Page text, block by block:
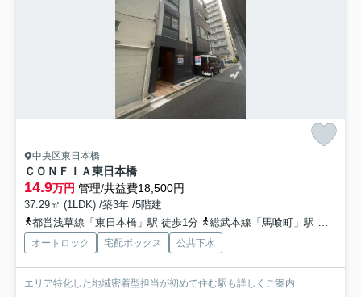
中央区東日本橋
ＣＯＮＦＩＡ東日本橋
14.9万円 管理/共益費18,500円
37.29㎡ (1LDK) /築3年 /5階建
都営浅草線「東日本橋」駅 徒歩1分
総武本線「馬喰町」駅 徒歩6分
オートロック 宅配ボックス 公共下水
エリア特化した地域密着型担当が初めて住む駅も詳しくご案内